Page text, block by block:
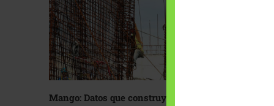
Mango: Datos que construyen confianza